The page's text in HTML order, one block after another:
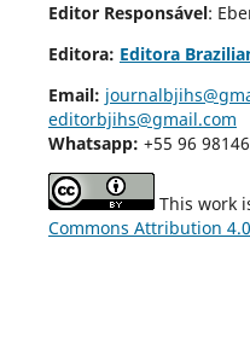
Editor Responsável:
Editora: Editora
Email:
editorbjihs@gmail.com
Whatsapp: +55 96
This work
Commons Attribution